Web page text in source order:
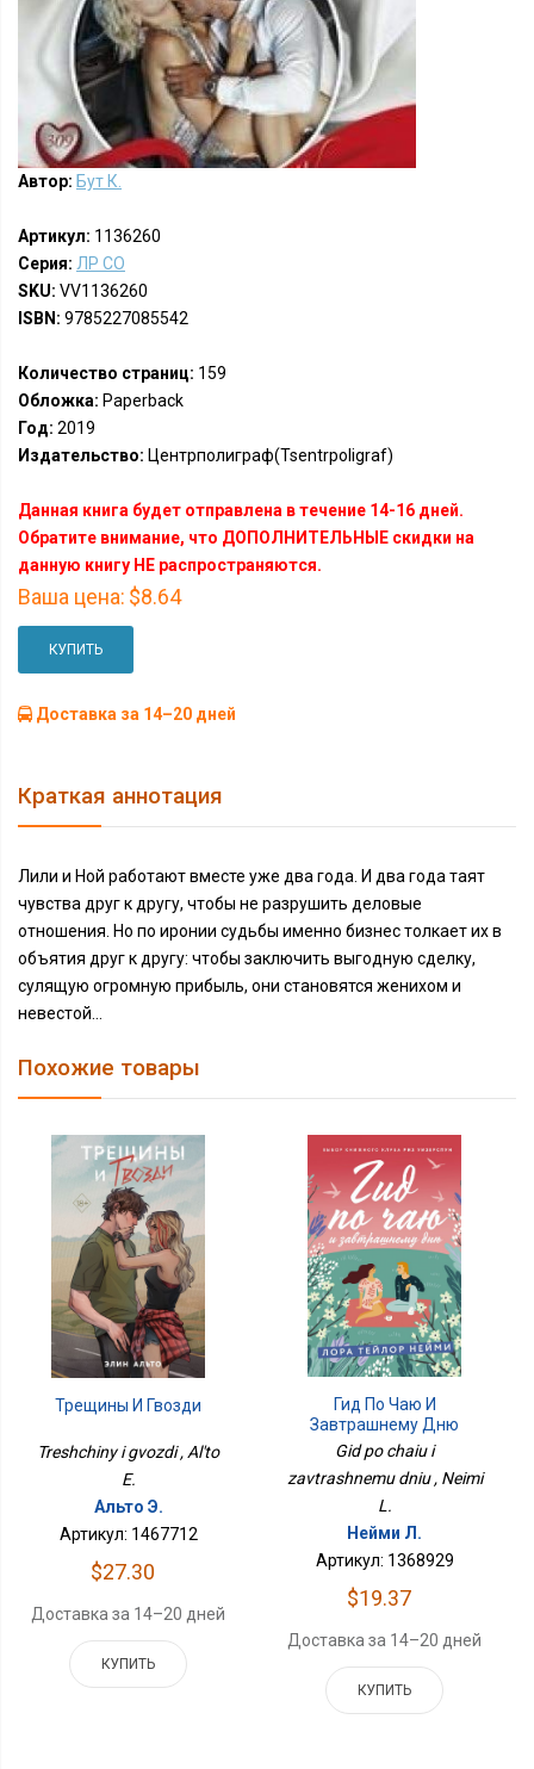
Автор: Бут К.
Артикул: 1136260
Серия: ЛР СО
SKU: VV1136260
ISBN: 9785227085542
Количество страниц: 159
Обложка: Paperback
Год: 2019
Издательство: Центрполиграф(Tsentrpoligraf)
Данная книга будет отправлена в течение 14-16 дней.
Обратите внимание, что ДОПОЛНИТЕЛЬНЫЕ скидки на
данную книгу НЕ распространяются.
Ваша цена: $8.64
КУПИТЬ
Доставка за 14–20 дней
Краткая аннотация
Лили и Ной работают вместе уже два года. И два года таят
чувства друг к другу, чтобы не разрушить деловые
отношения. Но по иронии судьбы именно бизнес толкает их в
объятия друг к другу: чтобы заключить выгодную сделку,
сулящую огромную прибыль, они становятся женихом и
невестой...
Похожие товары
Трещины И Гвозди
Treshchiny i gvozdi , Al'to
E.
Альто Э.
Артикул: 1467712
$27.30
Доставка за 14–20 дней
КУПИТЬ
Гид По Чаю И
Завтрашнему Дню
Gid po chaiu i
zavtrashnemu dniu , Neimi
L.
Нейми Л.
Артикул: 1368929
$19.37
Доставка за 14–20 дней
КУПИТЬ